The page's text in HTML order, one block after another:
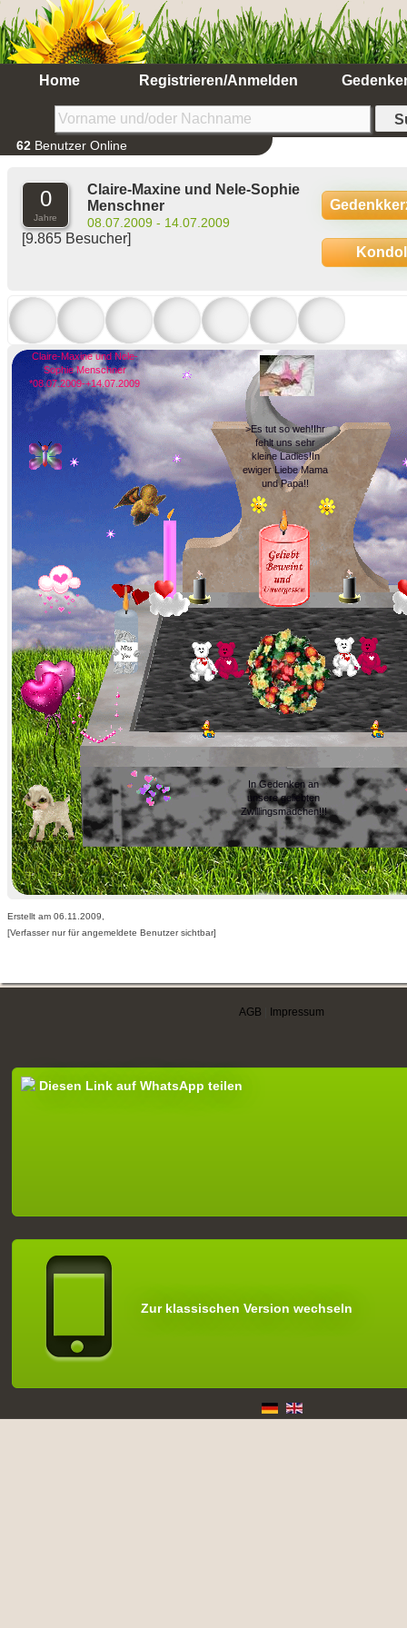
Home Registrieren/Anmelden
62 Benutzer Online
0
Jahre
Claire-Maxine und Nele-Sophie
Menschner
08.07.2009 - 14.07.2009
[9.865 Besucher]
Claire-Maxine und Nele-
Sophie Menschner
*08.07.2009-+14.07.2009
>Es tut so weh!Ihr
fehlt uns sehr
kleine Ladies!In
ewiger Liebe Mama
und Papa!!
In Gedenken an
unsere geliebten
Zwillingsmädchen!!!
Erstellt am 06.11.2009,
[Verfasser nur für angemeldete Benutzer sichtbar]
AGB Impressum
Diesen Link auf WhatsApp teilen
Zur klassischen Version wechseln